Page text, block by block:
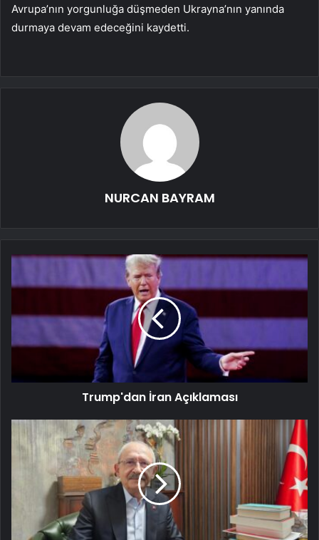
Avrupa’nın yorgunluğa düşmeden Ukrayna’nın yanında
durmaya devam edeceğini kaydetti.
NURCAN BAYRAM
Trump'dan İran Açıklaması